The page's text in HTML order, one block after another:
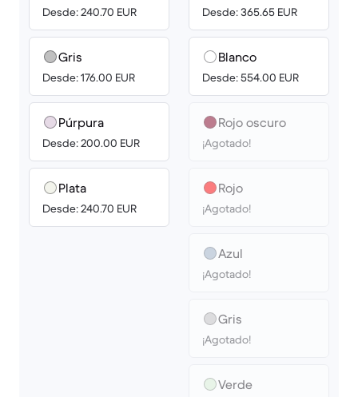
Desde: 240.70 EUR
Gris
Desde: 176.00 EUR
Púrpura
Desde: 200.00 EUR
Plata
Desde: 240.70 EUR
Desde: 365.65 EUR
Blanco
Desde: 554.00 EUR
Rojo oscuro
¡Agotado!
Rojo
¡Agotado!
Azul
¡Agotado!
Gris
¡Agotado!
Verde